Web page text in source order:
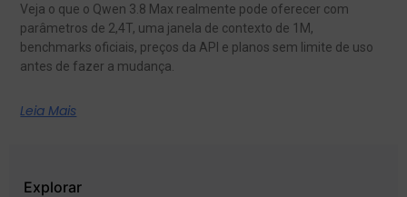
Veja o que o Qwen 3.8 Max realmente pode oferecer com
parâmetros de 2,4T, uma janela de contexto de 1M,
benchmarks oficiais, preços da API e planos sem limite de uso
antes de fazer a mudança.
Leia Mais
Explorar